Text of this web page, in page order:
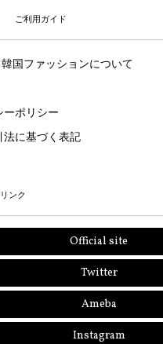
ご利用ガイド
国ファッションについて
ーポリシー
法に基づく表記
リンク
Official site
Twitter
Ameba
Instagram